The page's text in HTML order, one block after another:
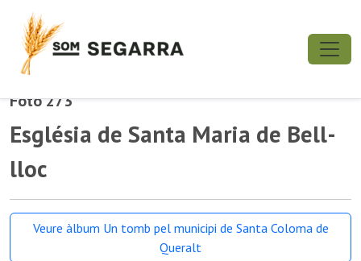
Foto 273
Església de Santa Maria de Bell-
lloc
Veure àlbum Un tomb pel municipi de Santa Coloma de
Queralt